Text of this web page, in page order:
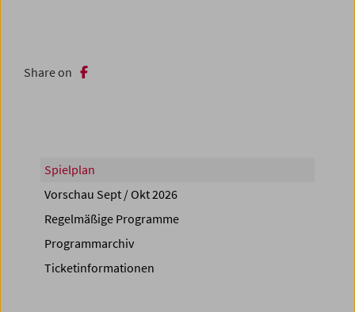
Share on
Spielplan
Vorschau Sept / Okt 2026
Regelmäßige Programme
Programmarchiv
Ticketinformationen